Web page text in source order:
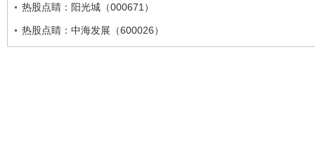
热股点睛：阳光城（000671）
热股点睛：中海发展（600026）